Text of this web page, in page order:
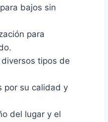
bajos sin
para
tipos de
por su calidad y
del lugar y el